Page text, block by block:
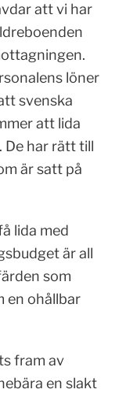
att vi har
löner
svenska
att lida
De har rätt till
är satt på
lida med
är all
som
en ohållbar
fram av
en slakt